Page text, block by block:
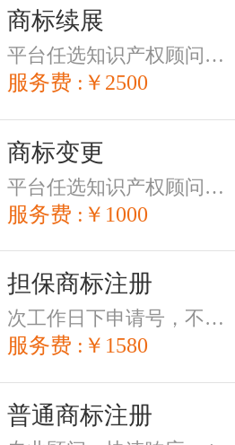
商标续展
平台任选知识产权顾问，3年以上从业经验，好评率近100%，5分钟内响应
服务费 :￥2500
商标变更
平台任选知识产权顾问，3年以上从业经验，好评率近100%，5分钟内响应
服务费 :￥1000
担保商标注册
次工作日下申请号，不通过全额退款（图形商标暂不担保，购买前请先与顾问确认注册风险）
服务费 :￥1580
普通商标注册